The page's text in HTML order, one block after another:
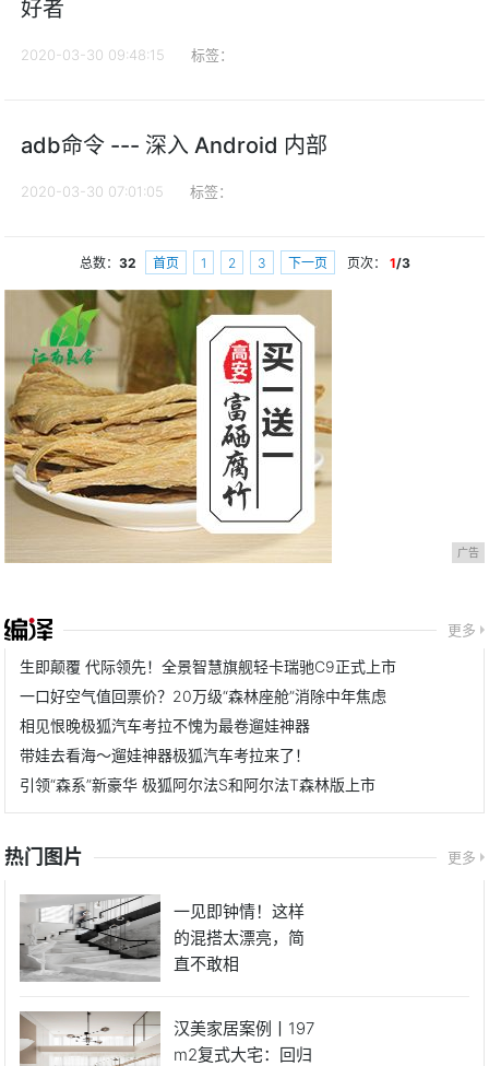
好者
2020-03-30 09:48:15 标签：
adb命令 --- 深入 Android 内部
2020-03-30 07:01:05 标签：
总数： 32 首页 1 2 3 下一页 页次： 1/3
广告
更多
生即颠覆 代际领先！全景智慧旗舰轻卡瑞驰C9正式上市
一口好空气值回票价？20万级“森林座舱”消除中年焦虑
相见恨晚极狐汽车考拉不愧为最卷遛娃神器
带娃去看海～遛娃神器极狐汽车考拉来了！
引领“森系”新豪华 极狐阿尔法S和阿尔法T森林版上市
热门图片 更多
一见即钟情！这样
的混搭太漂亮，简
直不敢相
汉美家居案例丨197
m2复式大宅：回归